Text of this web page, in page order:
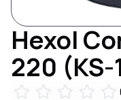
Hexol
220 (KS-